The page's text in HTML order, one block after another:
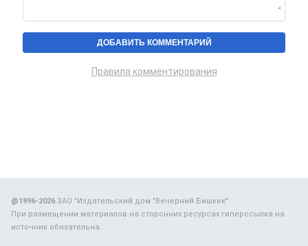
Правила комментирования
@1996-2026ЗАО "Издательский дом "Вечерний Бишкек"
При размещении материалов на сторонних ресурсах гиперссылка на
источник обязательна.